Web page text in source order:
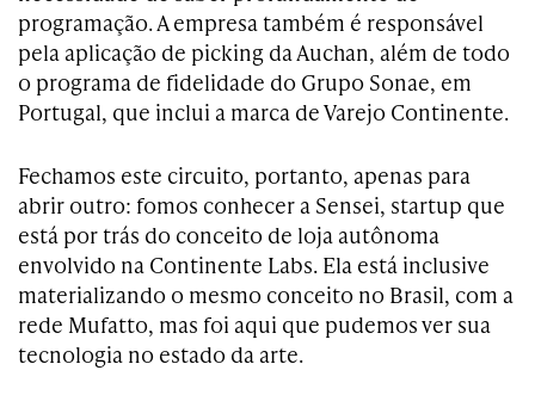
programação. A empresa também é responsável
pela aplicação de picking da Auchan, além de todo
o programa de fidelidade do Grupo Sonae, em
Portugal, que inclui a marca de Varejo Continente.
Fechamos este circuito, portanto, apenas para
abrir outro: fomos conhecer a Sensei, startup que
está por trás do conceito de loja autônoma
envolvido na Continente Labs. Ela está inclusive
materializando o mesmo conceito no Brasil, com a
rede Mufatto, mas foi aqui que pudemos ver sua
tecnologia no estado da arte.